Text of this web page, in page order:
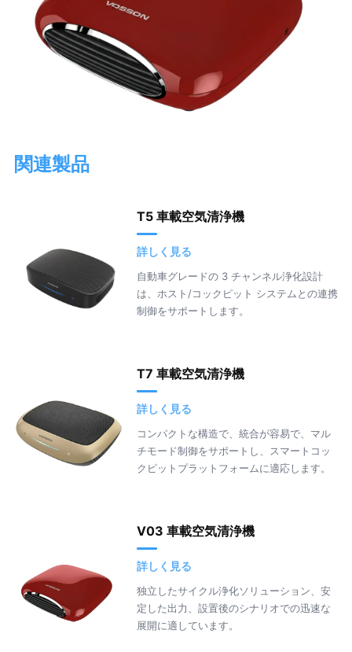
関連製品
T5 車載空気清浄機
詳しく見る
自動車グレードの 3 チャンネル浄化設計
は、ホスト/コックピット システムとの連携
制御をサポートします。
T7 車載空気清浄機
詳しく見る
コンパクトな構造で、統合が容易で、マル
チモード制御をサポートし、スマートコッ
クピットプラットフォームに適応します。
V03 車載空気清浄機
詳しく見る
独立したサイクル浄化ソリューション、安
定した出力、設置後のシナリオでの迅速な
展開に適しています。